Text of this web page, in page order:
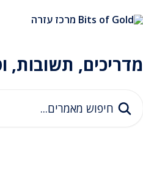
מדריכים, תשובות,